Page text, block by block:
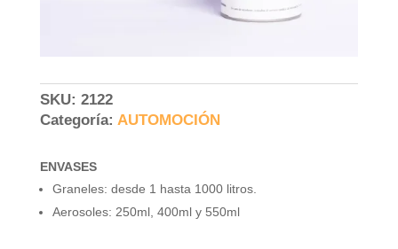
SKU: 2122
Categoría: AUTOMOCIÓN
ENVASES
Graneles: desde 1 hasta 1000 litros.
Aerosoles: 250ml, 400ml y 550ml